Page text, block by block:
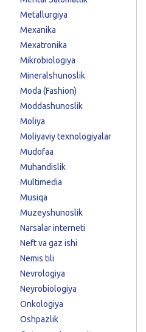
Metallurgiya
Mexanika
Mexatronika
Mikrobiologiya
Mineralshunoslik
Moda (Fashion)
Moddashunoslik
Moliya
Moliyaviy texnologiyalar
Mudofaa
Muhandislik
Multimedia
Musiqa
Muzeyshunoslik
Narsalar interneti
Neft va gaz ishi
Nemis tili
Nevrologiya
Neyrobiologiya
Onkologiya
Oshpazlik